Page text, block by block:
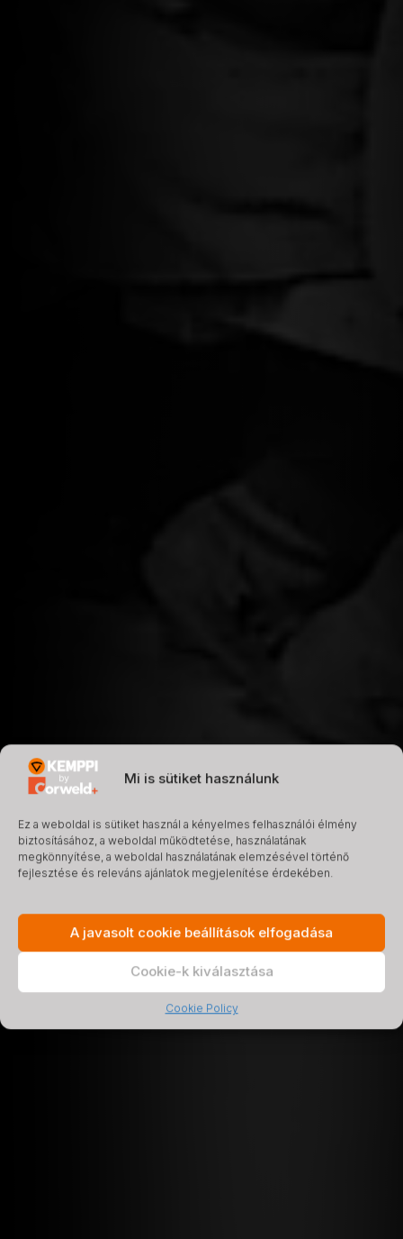
Mi is sütiket használunk
Ez a weboldal is sütiket használ a kényelmes felhasználói élmény
biztosításához, a weboldal működtetése, használatának
megkönnyítése, a weboldal használatának elemzésével történő
fejlesztése és releváns ajánlatok megjelenítése érdekében.
A javasolt cookie beállítások elfogadása
Cookie-k kiválasztása
Cookie Policy